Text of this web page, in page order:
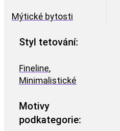
Mýtické bytosti
Styl tetování:
Fineline,
Minimalistické
Motivy
podkategorie: